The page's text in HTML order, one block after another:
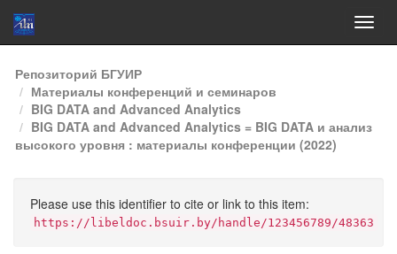
Skip
navigation
Репозиторий БГУИР
Материалы конференций и семинаров
BIG DATA and Advanced Analytics
BIG DATA and Advanced Analytics = BIG DATA и анализ
высокого уровня : материалы конференции (2022)
Please use this identifier to cite or link to this item:
https://libeldoc.bsuir.by/handle/123456789/48363